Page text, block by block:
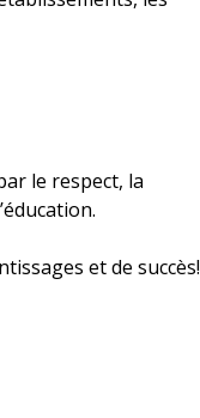
le respect, la
et de succès!